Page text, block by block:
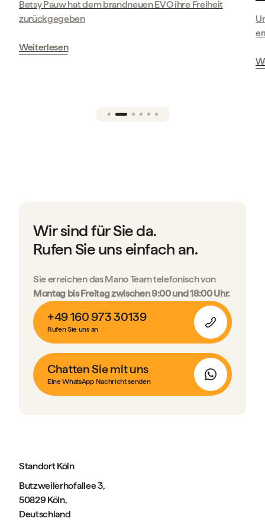
EVO ihre Freiheit
Ursula Kunze-Krueger geht mit
Wir sind für Sie da.
Rufen Sie uns einfach an.
Sie erreichen das Mano Team telefonisch von
Montag bis Freitag zwischen 9:00 und 18:00 Uhr.
+49 160 973 30139
Rufen Sie uns an
Chatten Sie mit uns
Eine WhatsApp Nachricht senden
Standort Köln
Butzweilerhofallee 3,
50829 Köln,
Deutschland